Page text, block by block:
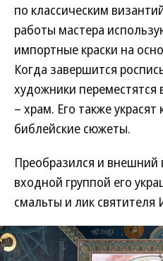
по классическим
работы мастера
импортные краски на
Когда завершится
художники
– храм. Его также украсят
библейские сюжеты.
Преобразился и внешний
входной группой его
смальты и лик святителя